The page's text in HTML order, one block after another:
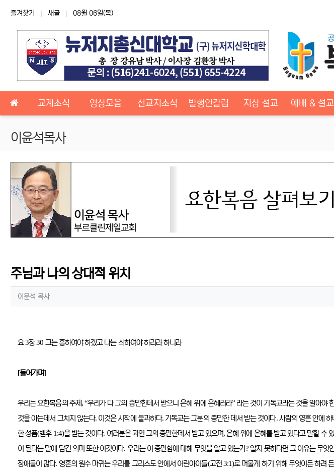
상단 네비
즐겨찾기 새글 08월 06일(목)
메인 메뉴교계소식 영상모음 선교지소식 발행인칼럼 지상 설교 예배 & 설교
이윤석목사
주님과 나의 상대적 위치
작성자 정보
이윤석 목사작성
본문
요3장30 그는 흥하여야 하겠고 나는 쇠하여야 하리라 하니라
[들어가며]
우리는 요한복음의 주제 , “우리가 다 그의 충만한데서 받으니 은혜 위에 은혜러라” 라는 것이 기독교라는 것을 알아야
것을 아는데서 그치지 않는다. 이것은 시작에 불과하다. 기독교는 그분의 충만한 데서 받는 것이다.사람의 영혼 안에
한 성품(벧후 1:4)을 받는 것이다. 여러분은 과연 그의 충만한데서 받고 있으며,은혜 위에 은혜를 받고 있다고 말할 수
이 된다는 말에 담긴 의미 또한 이것이다. 우리는 이 충만함에 대해 무엇을 알고 있는가?알지 못하다면 그 이유는 무엇
장애물이 많다. 영혼의 원수 마귀는 우리를 그리스도 안에서 어린아이들(고전3:1)로 머물게 하기 위해 무엇이든 하려